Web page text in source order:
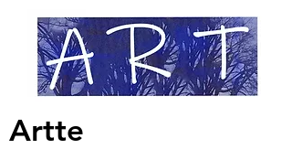
Artte